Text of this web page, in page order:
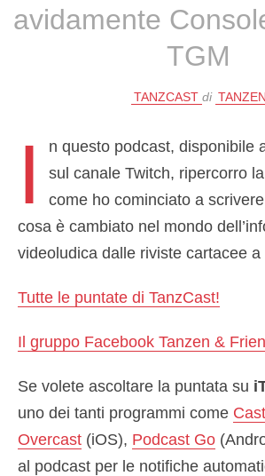
avidamente
TGM
TANZCAST di TANZEN
I
n questo podcast, disponibile
sul canale Twitch, ripercorro
come ho cominciato a
cosa è cambiato nel mondo
videoludica dalle riviste cartacee
Tutte le puntate di TanzCast!
Il gruppo Facebook Tanzen &
Se volete ascoltare la puntata su
uno dei tanti programmi come
Overcast (iOS), Podcast Go
al podcast per le notifiche